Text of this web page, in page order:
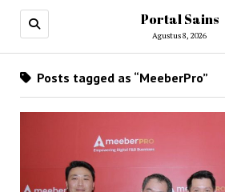
Portal Sains
Agustus 8, 2026
Posts tagged as “MeeberPro”